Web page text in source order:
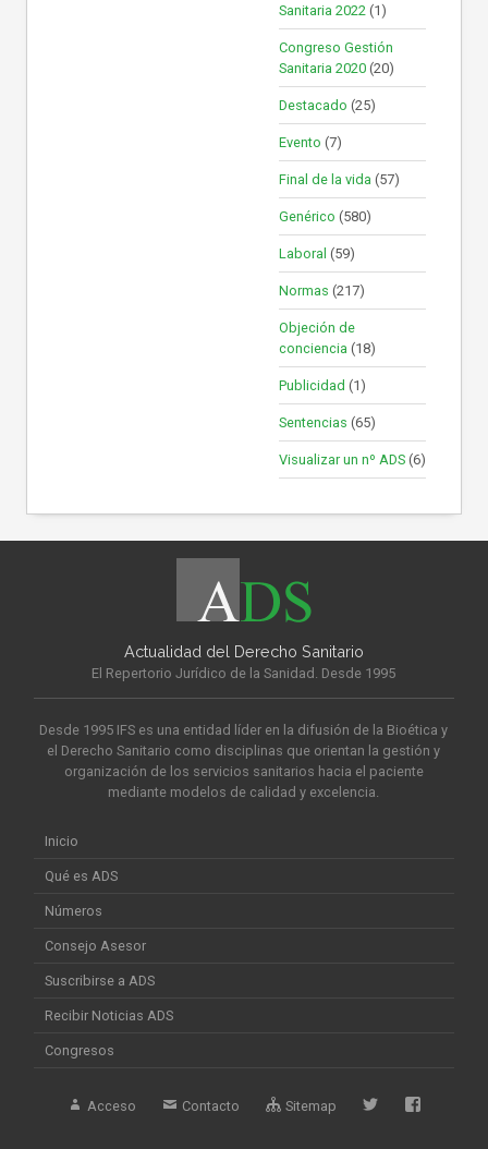
Sanitaria 2022 (1)
Congreso Gestión
Sanitaria 2020 (20)
Destacado (25)
Evento (7)
Final de la vida (57)
Genérico (580)
Laboral (59)
Normas (217)
Objeción de
conciencia (18)
Publicidad (1)
Sentencias (65)
Visualizar un nº ADS (6)
Actualidad del Derecho Sanitario
El Repertorio Jurídico de la Sanidad. Desde 1995
Desde 1995 IFS es una entidad líder en la difusión de la Bioética y
el Derecho Sanitario como disciplinas que orientan la gestión y
organización de los servicios sanitarios hacia el paciente
mediante modelos de calidad y excelencia.
Inicio
Qué es ADS
Números
Consejo Asesor
Suscribirse a ADS
Recibir Noticias ADS
Congresos
Acceso Contacto Sitemap